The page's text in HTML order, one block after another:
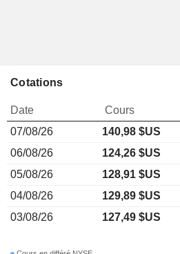
Cotations
Date Cours
07/08/26
140,98 $US
06/08/26
124,26 $US
05/08/26
128,91 $US
04/08/26
129,89 $US
03/08/26
127,49 $US